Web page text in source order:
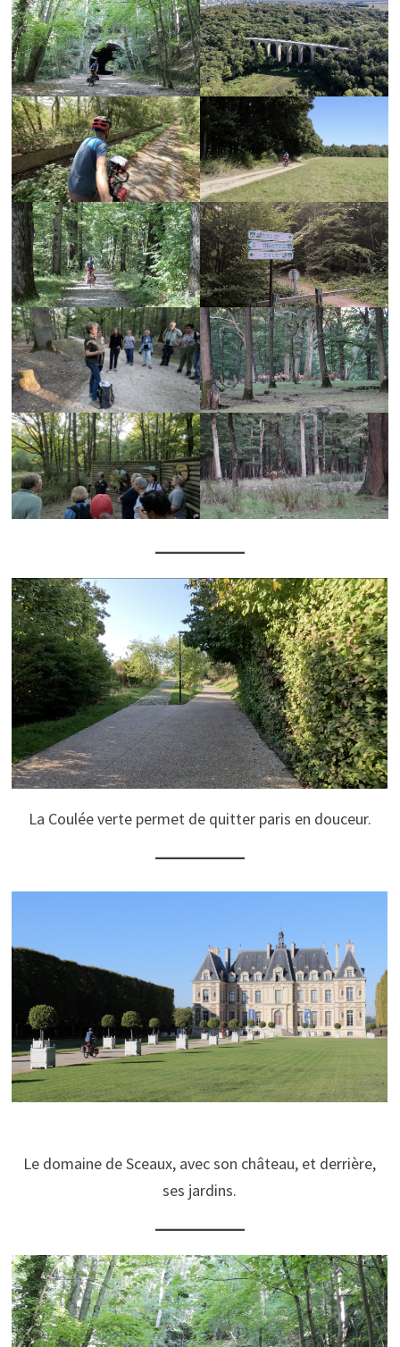
La Coulée verte permet de quitter paris en douceur.
Le domaine de Sceaux, avec son château, et derrière,
ses jardins.